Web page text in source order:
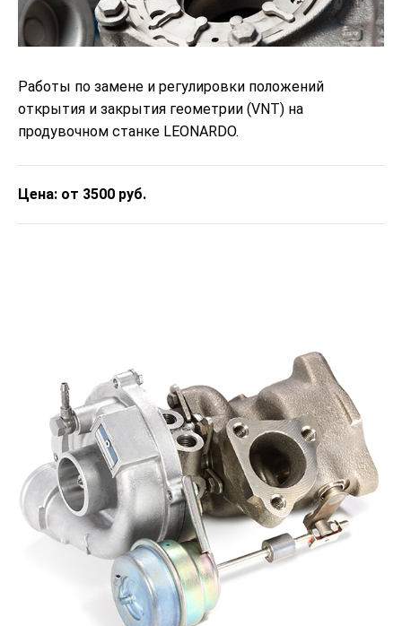
Работы по замене и регулировки положений
открытия и закрытия геометрии (VNT) на
продувочном станке LEONARDO.
Цена: от 3500 руб.